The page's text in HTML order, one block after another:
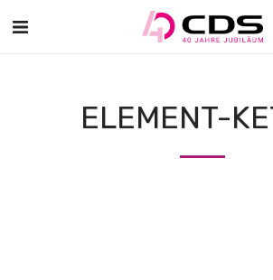
ELEMENT-